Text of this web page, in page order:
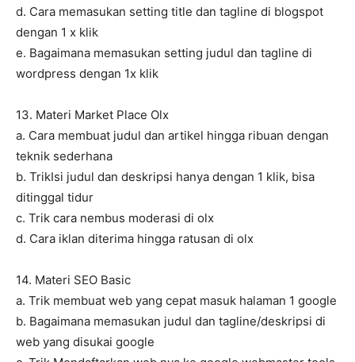
d. Cara memasukan setting title dan tagline di blogspot
dengan 1 x klik
e. Bagaimana memasukan setting judul dan tagline di
wordpress dengan 1x klik
13. Materi Market Place Olx
a. Cara membuat judul dan artikel hingga ribuan dengan
teknik sederhana
b. TrikIsi judul dan deskripsi hanya dengan 1 klik, bisa
ditinggal tidur
c. Trik cara nembus moderasi di olx
d. Cara iklan diterima hingga ratusan di olx
14. Materi SEO Basic
a. Trik membuat web yang cepat masuk halaman 1 google
b. Bagaimana memasukan judul dan tagline/deskripsi di
web yang disukai google